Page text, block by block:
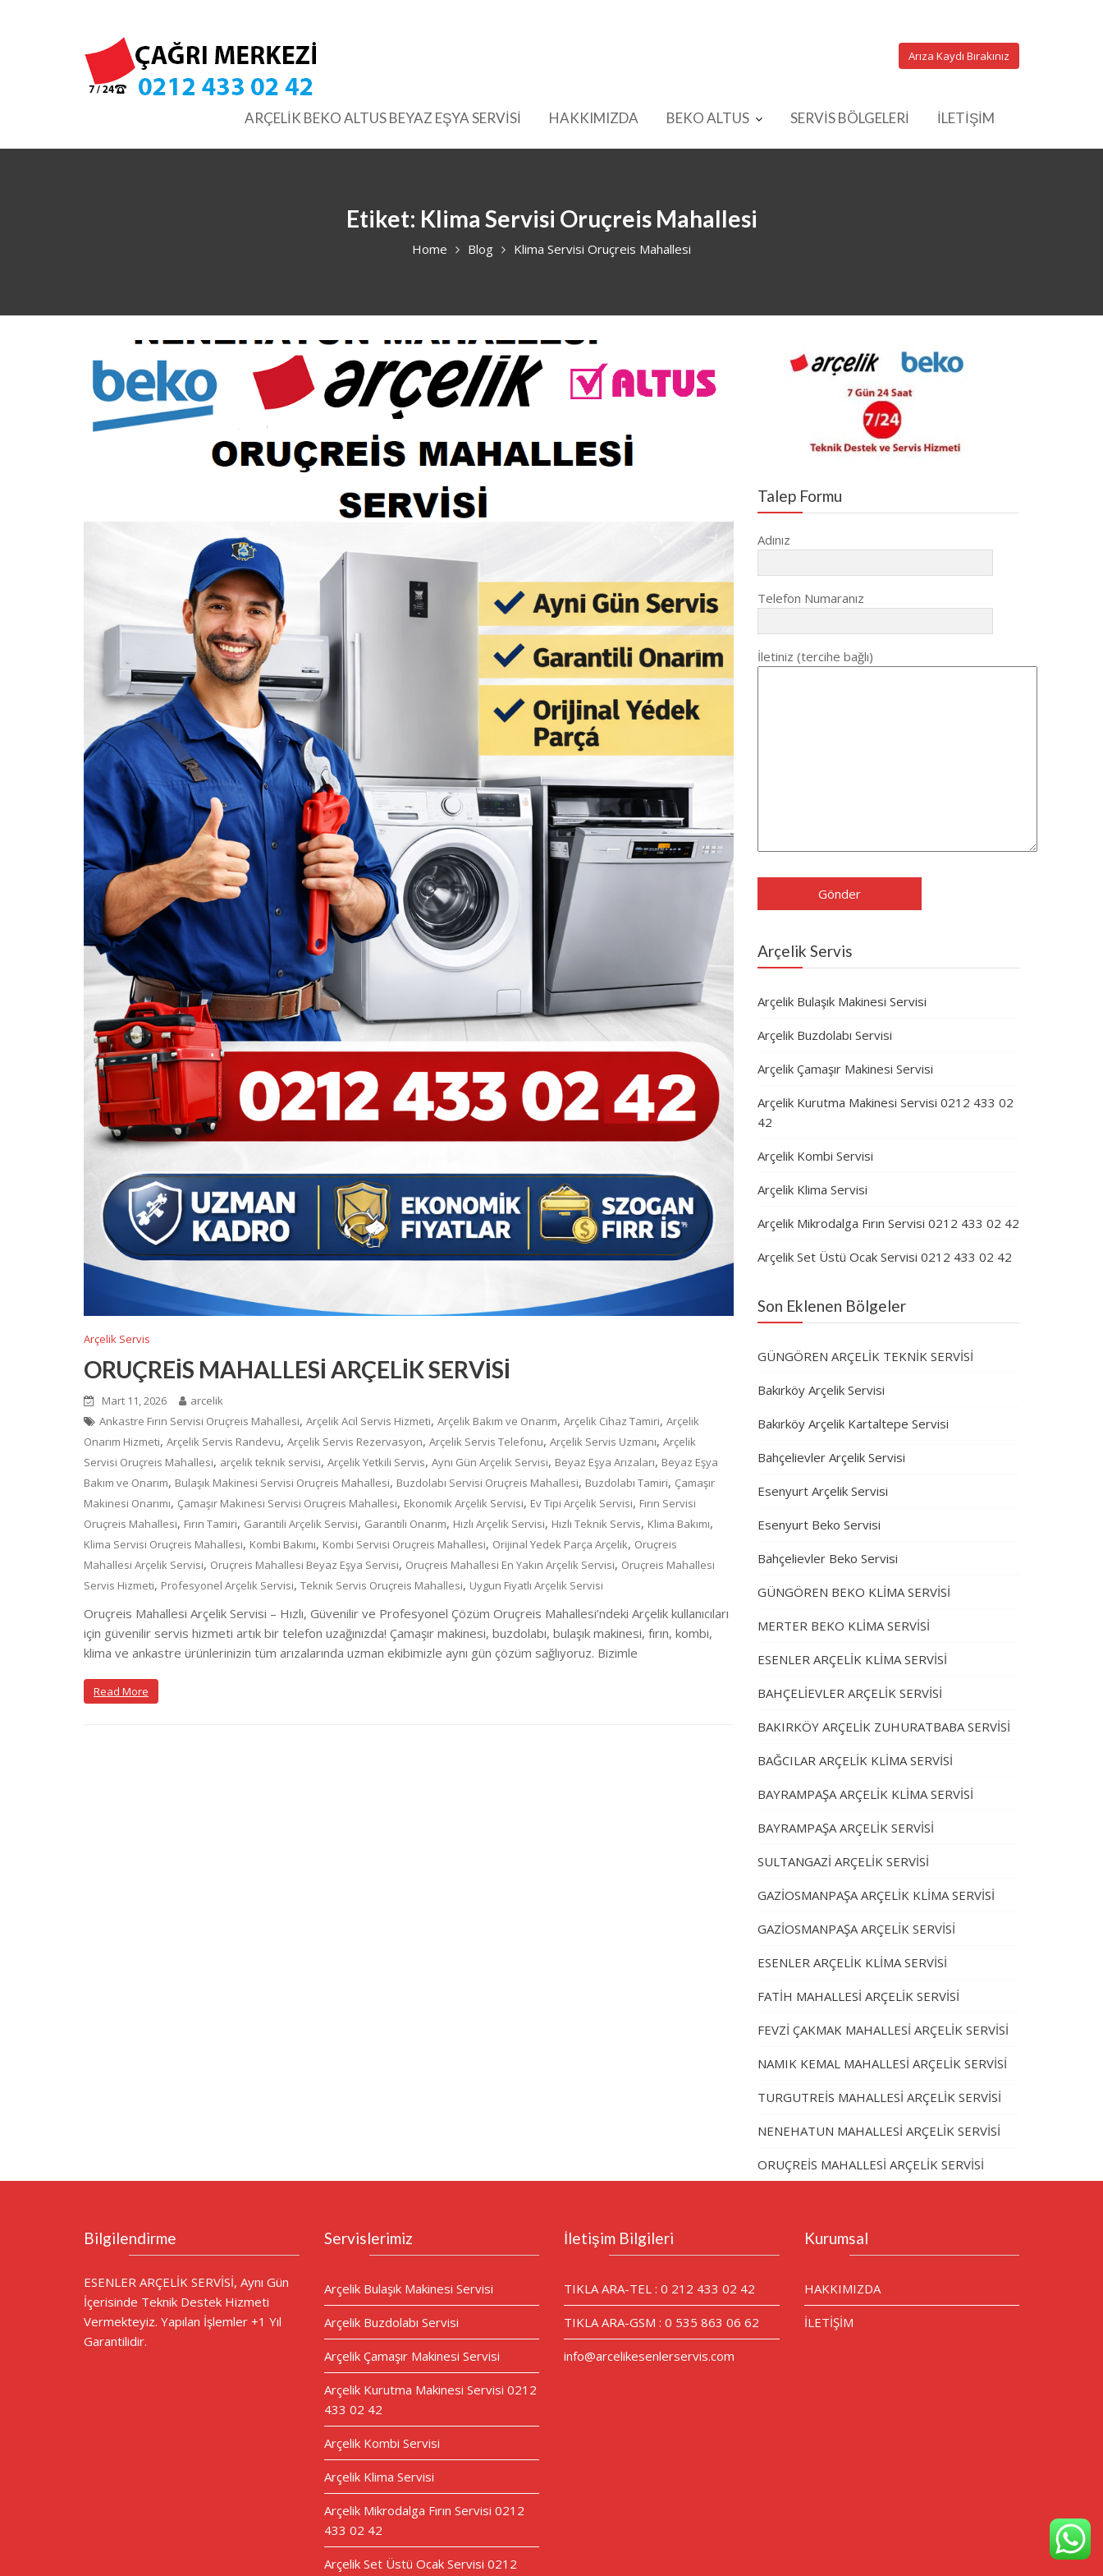
Arıza Kaydı Bırakınız
ARÇELİK BEKO ALTUS BEYAZ EŞYA SERVİSİ HAKKIMIZDA BEKO ALTUS SERVİS BÖLGELERİ İLETİŞİM
Etiket: Klima Servisi Oruçreis Mahallesi
Home Blog Klima Servisi Oruçreis Mahallesi
Arçelik Servis
ORUÇREİS MAHALLESİ ARÇELİK SERVİSİ
Mart 11, 2026
arcelik
Ankastre Fırın Servisi Oruçreis Mahallesi, Arçelik Acil Servis Hizmeti, Arçelik Bakım ve Onarım, Arçelik Cihaz Tamiri, Arçelik
Onarım Hizmeti, Arçelik Servis Randevu, Arçelik Servis Rezervasyon, Arçelik Servis Telefonu, Arçelik Servis Uzmanı, Arçelik
Servisi Oruçreis Mahallesi, arçelik teknik servisi, Arçelik Yetkili Servis, Aynı Gün Arçelik Servisi, Beyaz Eşya Arızaları, Beyaz Eşya
Bakım ve Onarım, Bulaşık Makinesi Servisi Oruçreis Mahallesi, Buzdolabı Servisi Oruçreis Mahallesi, Buzdolabı Tamiri, Çamaşır
Makinesi Onarımı, Çamaşır Makinesi Servisi Oruçreis Mahallesi, Ekonomik Arçelik Servisi, Ev Tipi Arçelik Servisi, Fırın Servisi
Oruçreis Mahallesi, Fırın Tamiri, Garantili Arçelik Servisi, Garantili Onarım, Hızlı Arçelik Servisi, Hızlı Teknik Servis, Klima Bakımı,
Klima Servisi Oruçreis Mahallesi, Kombi Bakımı, Kombi Servisi Oruçreis Mahallesi, Orijinal Yedek Parça Arçelik, Oruçreis
Mahallesi Arçelik Servisi, Oruçreis Mahallesi Beyaz Eşya Servisi, Oruçreis Mahallesi En Yakın Arçelik Servisi, Oruçreis Mahallesi
Servis Hizmeti, Profesyonel Arçelik Servisi, Teknik Servis Oruçreis Mahallesi, Uygun Fiyatlı Arçelik Servisi
Oruçreis Mahallesi Arçelik Servisi – Hızlı, Güvenilir ve Profesyonel Çözüm Oruçreis Mahallesi’ndeki Arçelik kullanıcıları
için güvenilir servis hizmeti artık bir telefon uzağınızda! Çamaşır makinesi, buzdolabı, bulaşık makinesi, fırın, kombi,
klima ve ankastre ürünlerinizin tüm arızalarında uzman ekibimizle aynı gün çözüm sağlıyoruz. Bizimle
Read More
Talep Formu
Adınız
Telefon Numaranız
İletiniz (tercihe bağlı)
Arçelik Servis
Arçelik Bulaşık Makinesi Servisi
Arçelik Buzdolabı Servisi
Arçelik Çamaşır Makinesi Servisi
Arçelik Kurutma Makinesi Servisi 0212 433 02
42
Arçelik Kombi Servisi
Arçelik Klima Servisi
Arçelik Mikrodalga Fırın Servisi 0212 433 02 42
Arçelik Set Üstü Ocak Servisi 0212 433 02 42
Son Eklenen Bölgeler
GÜNGÖREN ARÇELİK TEKNİK SERVİSİ
Bakırköy Arçelik Servisi
Bakırköy Arçelik Kartaltepe Servisi
Bahçelievler Arçelik Servisi
Esenyurt Arçelik Servisi
Esenyurt Beko Servisi
Bahçelievler Beko Servisi
GÜNGÖREN BEKO KLİMA SERVİSİ
MERTER BEKO KLİMA SERVİSİ
ESENLER ARÇELİK KLİMA SERVİSİ
BAHÇELİEVLER ARÇELİK SERVİSİ
BAKIRKÖY ARÇELİK ZUHURATBABA SERVİSİ
BAĞCILAR ARÇELİK KLİMA SERVİSİ
BAYRAMPAŞA ARÇELİK KLİMA SERVİSİ
BAYRAMPAŞA ARÇELİK SERVİSİ
SULTANGAZİ ARÇELİK SERVİSİ
GAZİOSMANPAŞA ARÇELİK KLİMA SERVİSİ
GAZİOSMANPAŞA ARÇELİK SERVİSİ
ESENLER ARÇELİK KLİMA SERVİSİ
FATİH MAHALLESİ ARÇELİK SERVİSİ
FEVZİ ÇAKMAK MAHALLESİ ARÇELİK SERVİSİ
NAMIK KEMAL MAHALLESİ ARÇELİK SERVİSİ
TURGUTREİS MAHALLESİ ARÇELİK SERVİSİ
NENEHATUN MAHALLESİ ARÇELİK SERVİSİ
ORUÇREİS MAHALLESİ ARÇELİK SERVİSİ
Bilgilendirme
ESENLER ARÇELİK SERVİSİ, Aynı Gün
İçerisinde Teknik Destek Hizmeti
Vermekteyiz. Yapılan İşlemler +1 Yıl
Garantilidir.
Servislerimiz
Arçelik Bulaşık Makinesi Servisi
Arçelik Buzdolabı Servisi
Arçelik Çamaşır Makinesi Servisi
Arçelik Kurutma Makinesi Servisi 0212
433 02 42
Arçelik Kombi Servisi
Arçelik Klima Servisi
Arçelik Mikrodalga Fırın Servisi 0212
433 02 42
Arçelik Set Üstü Ocak Servisi 0212
İletişim Bilgileri
TIKLA ARA-TEL : 0 212 433 02 42
TIKLA ARA-GSM : 0 535 863 06 62
info@arcelikesenlerservis.com
Kurumsal
HAKKIMIZDA
İLETİŞİM